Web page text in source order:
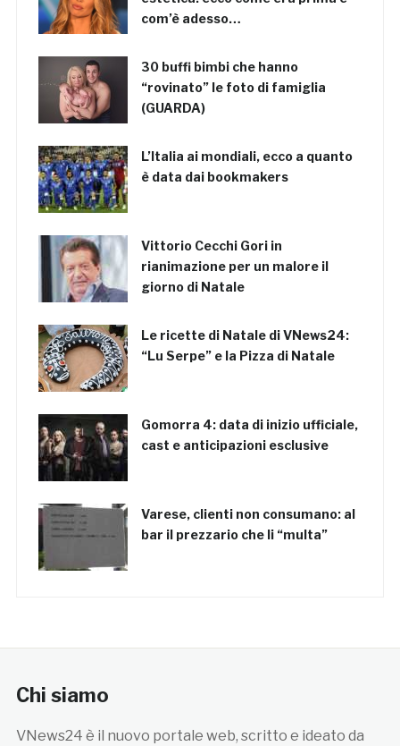
com’è adesso…
30 buffi bimbi che hanno
“rovinato” le foto di famiglia
(GUARDA)
L’Italia ai mondiali, ecco a quanto
è data dai bookmakers
Vittorio Cecchi Gori in
rianimazione per un malore il
giorno di Natale
Le ricette di Natale di VNews24:
“Lu Serpe” e la Pizza di Natale
Gomorra 4: data di inizio ufficiale,
cast e anticipazioni esclusive
Varese, clienti non consumano: al
bar il prezzario che li “multa”
Chi siamo
VNews24 è il nuovo portale web, scritto e ideato da